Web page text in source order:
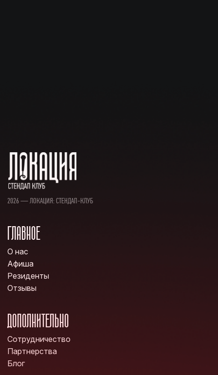
2026 — ЛОКАЦИЯ: СТЕНДАП-КЛУБ
ГЛАВНОЕ
О нас
Афиша
Резиденты
Отзывы
ДОПОЛНИТЕЛЬНО
Сотрудничество
Партнерства
Блог